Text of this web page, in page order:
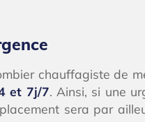
chauffagiste de
et 7j/7. Ainsi, si une
sera par